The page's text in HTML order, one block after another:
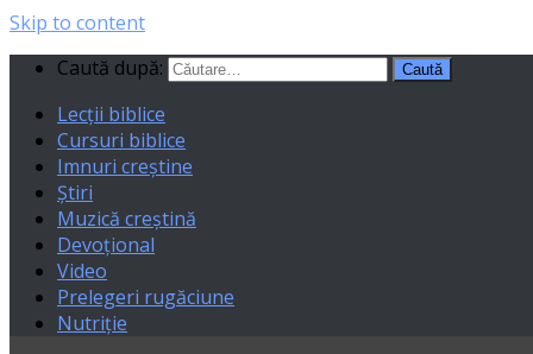
Skip to content
Caută după:
Lecții biblice
Cursuri biblice
Imnuri creștine
Știri
Muzică creștină
Devoțional
Video
Prelegeri rugăciune
Nutriție